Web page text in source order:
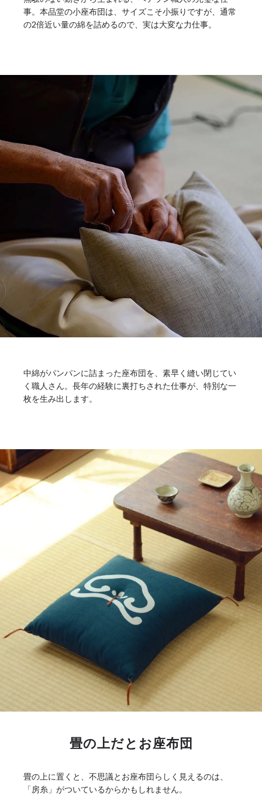
事。本品堂の小座布団は、サイズこそ小振りですが、通常
の2倍近い量の綿を詰めるので、実は大変な力仕事。
中綿がパンパンに詰まった座布団を、素早く縫い閉じてい
く職人さん。長年の経験に裏打ちされた仕事が、特別な一
枚を生み出します。
畳の上だとお座布団
畳の上に置くと、不思議とお座布団らしく見えるのは、
「房糸」がついているからかもしれません。